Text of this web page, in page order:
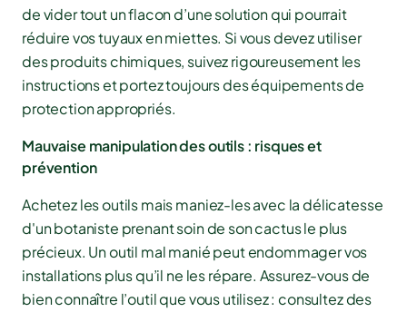
de vider tout un flacon d’une solution qui pourrait
réduire vos tuyaux en miettes. Si vous devez utiliser
des produits chimiques, suivez rigoureusement les
instructions et portez toujours des équipements de
protection appropriés.
Mauvaise manipulation des outils : risques et
prévention
Achetez les outils mais maniez-les avec la délicatesse
d'un botaniste prenant soin de son cactus le plus
précieux. Un outil mal manié peut endommager vos
installations plus qu’il ne les répare. Assurez-vous de
bien connaître l’outil que vous utilisez : consultez des